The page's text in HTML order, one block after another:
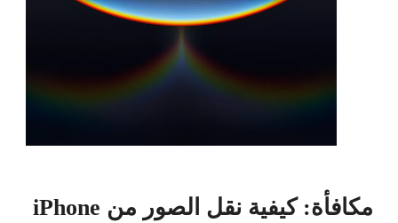
مكافأة: كيفية نقل الصور من iPhone